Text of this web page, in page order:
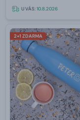
U VÁS:10.8.2026
2+1 ZDARMA